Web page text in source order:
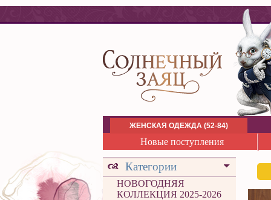
ЖЕНСКАЯ ОДЕЖДА (52-84)
Новые поступления
Категории
НОВОГОДНЯЯ
КОЛЛЕКЦИЯ 2025-2026